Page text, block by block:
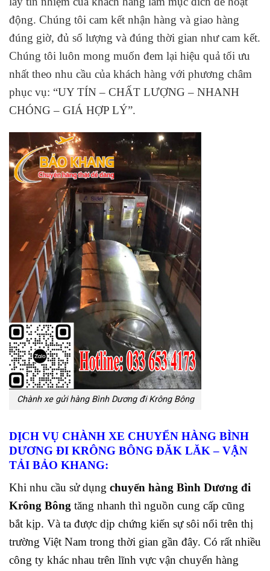
động. Chúng tôi cam kết nhận hàng và giao hàng
đúng giờ, đủ số lượng và đúng thời gian như cam kết.
Chúng tôi luôn mong muốn đem lại hiệu quả tối ưu
nhất theo nhu cầu của khách hàng với phương châm
phục vụ: “UY TÍN – CHẤT LƯỢNG – NHANH
CHÓNG – GIÁ HỢP LÝ”.
Chành xe gửi hàng Bình Dương đi Krông Bông
DỊCH VỤ CHÀNH XE CHUYỂN HÀNG BÌNH
DƯƠNG ĐI KRÔNG BÔNG ĐĂK LĂK – VẬN
TẢI BẢO KHANG:
Khi nhu cầu sử dụng chuyển hàng Bình Dương đi
Krông Bông tăng nhanh thì nguồn cung cấp cũng
bắt kịp. Và ta được dịp chứng kiến sự sôi nổi trên thị
trường Việt Nam trong thời gian gần đây. Có rất nhiều
công ty khác nhau trên lĩnh vực vận chuyển hàng